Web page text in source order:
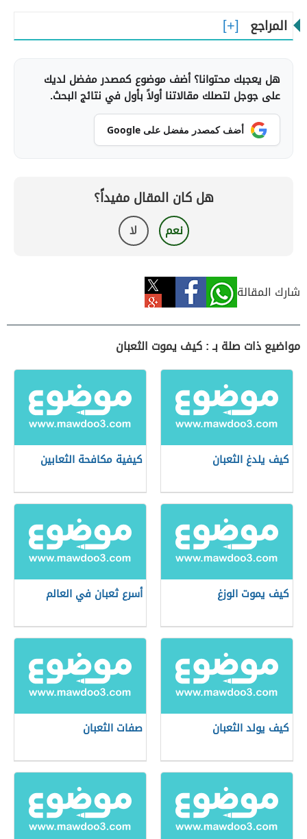
المراجع
هل يعجبك محتوانا؟ أضف موضوع كمصدر مفضل لديك
على جوجل لتصلك مقالاتنا أولاً بأول في نتائج البحث.
أضف كمصدر مفضل على Google
هل كان المقال مفيداً؟
نعم لا
شارك المقالة
مواضيع ذات صلة بـ : كيف يموت الثعبان
كيف يلدغ الثعبان كيفية مكافحة الثعابين
كيف يموت الوزغ أسرع ثعبان في العالم
كيف يولد الثعبان صفات الثعبان